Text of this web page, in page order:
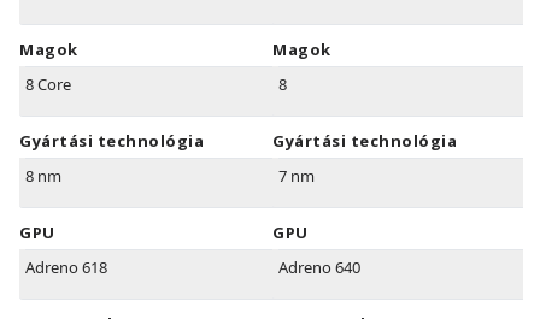
Magok
8 Core
Gyártási technológia
8 nm
GPU
Adreno 618
Magok
8
Gyártási technológia
7 nm
GPU
Adreno 640